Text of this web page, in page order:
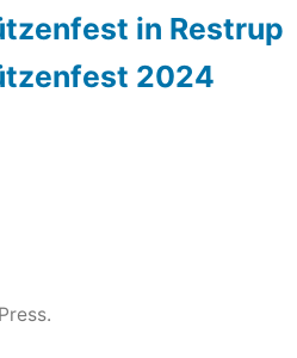
in Restrup
2024